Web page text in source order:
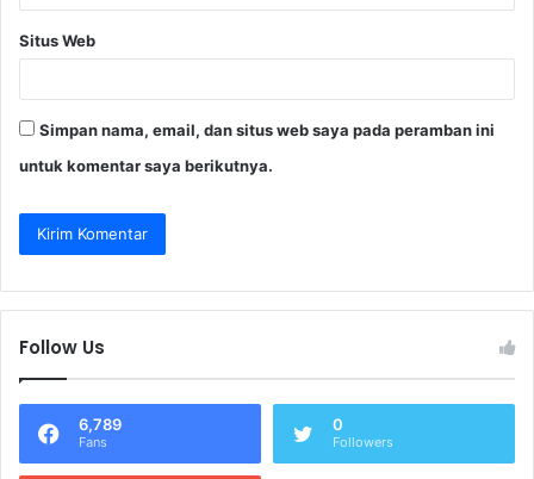
Situs Web
Simpan nama, email, dan situs web saya pada peramban ini
untuk komentar saya berikutnya.
Follow Us
6,789
Fans
0
Followers